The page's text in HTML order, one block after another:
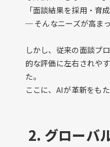
「面談結果を採用・育
─ そんなニーズが高まっ
しかし、従来の面談プ
的な評価に左右されや
た。
ここに、AIが革新をもた
2. グローバ